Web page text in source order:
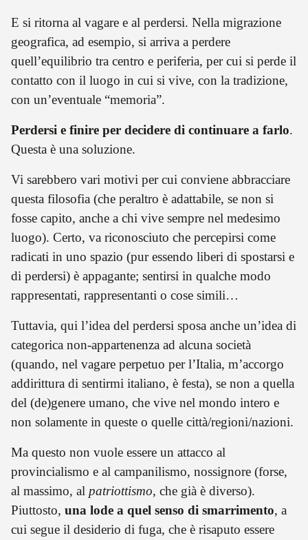
E si ritorna al vagare e al perdersi. Nella migrazione
geografica, ad esempio, si arriva a perdere
quell’equilibrio tra centro e periferia, per cui si perde il
contatto con il luogo in cui si vive, con la tradizione,
con un’eventuale “memoria”.
Perdersi e finire per decidere di continuare a farlo.
Questa è una soluzione.
Vi sarebbero vari motivi per cui conviene abbracciare
questa filosofia (che peraltro è adattabile, se non si
fosse capito, anche a chi vive sempre nel medesimo
luogo). Certo, va riconosciuto che percepirsi come
radicati in uno spazio (pur essendo liberi di spostarsi e
di perdersi) è appagante; sentirsi in qualche modo
rappresentati, rappresentanti o cose simili…
Tuttavia, qui l’idea del perdersi sposa anche un’idea di
categorica non-appartenenza ad alcuna società
(quando, nel vagare perpetuo per l’Italia, m’accorgo
addirittura di sentirmi italiano, è festa), se non a quella
del (de)genere umano, che vive nel mondo intero e
non solamente in queste o quelle città/regioni/nazioni.
Ma questo non vuole essere un attacco al
provincialismo e al campanilismo, nossignore (forse,
al massimo, al patriottismo, che già è diverso).
Piuttosto, una lode a quel senso di smarrimento, a
cui segue il desiderio di fuga, che è risaputo essere